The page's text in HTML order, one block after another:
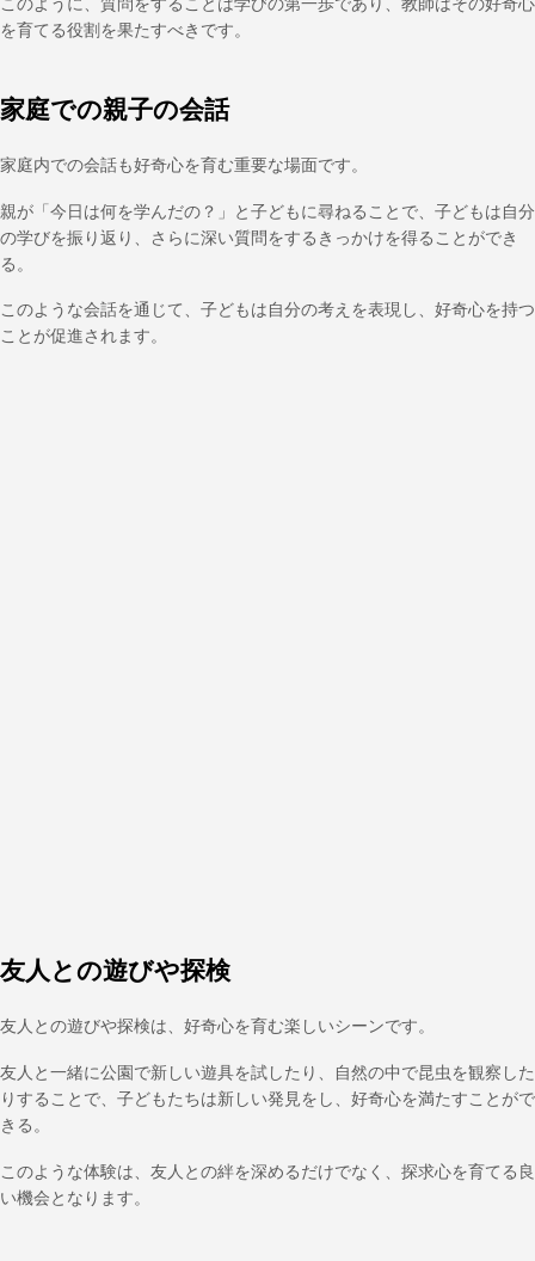
を育てる役割を果たすべきです。
家庭での親子の会話
家庭内での会話も好奇心を育む重要な場面です。
親が「今日は何を学んだの？」と子どもに尋ねることで、子どもは自分
の学びを振り返り、さらに深い質問をするきっかけを得ることができ
る。
このような会話を通じて、子どもは自分の考えを表現し、好奇心を持つ
ことが促進されます。
友人との遊びや探検
友人との遊びや探検は、好奇心を育む楽しいシーンです。
友人と一緒に公園で新しい遊具を試したり、自然の中で昆虫を観察した
りすることで、子どもたちは新しい発見をし、好奇心を満たすことがで
きる。
このような体験は、友人との絆を深めるだけでなく、探求心を育てる良
い機会となります。